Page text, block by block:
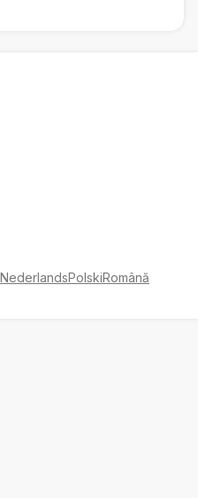
NederlandsPolskiRomână